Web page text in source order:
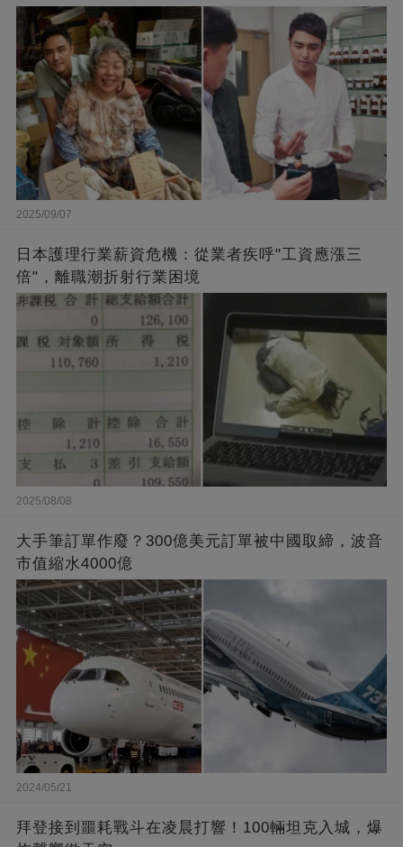
闆的福報
2025/09/07
日本護理行業薪資危機：從業者疾呼"工資應漲三
倍"，離職潮折射行業困境
2025/08/08
大手筆訂單作廢？300億美元訂單被中國取締，波音
市值縮水4000億
2024/05/21
拜登接到噩耗戰斗在凌晨打響！100輛坦克入城，爆